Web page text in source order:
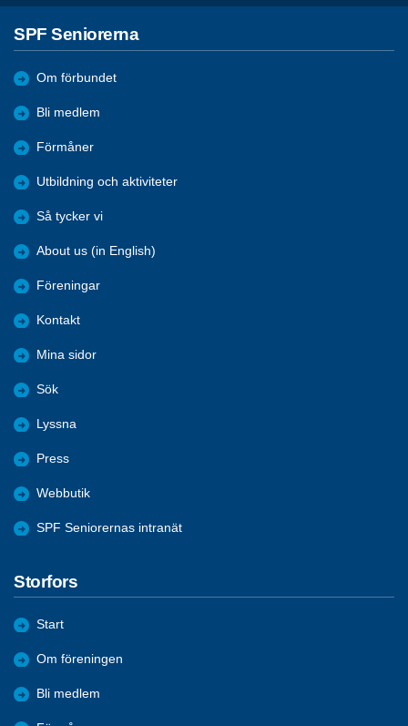
SPF Seniorerna
Om förbundet
Bli medlem
Förmåner
Utbildning och aktiviteter
Så tycker vi
About us (in English)
Föreningar
Kontakt
Mina sidor
Sök
Lyssna
Press
Webbutik
SPF Seniorernas intranät
Storfors
Start
Om föreningen
Bli medlem